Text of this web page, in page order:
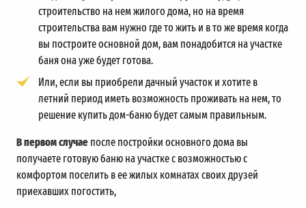
строительство на нем жилого дома, но на время
строительства вам нужно где то жить и в то же время когда
вы построите основной дом, вам понадобится на участке
баня она уже будет готова.
Или, если вы приобрели дачный участок и хотите в
летний период иметь возможность проживать на нем, то
решение купить дом-баню будет самым правильным.
В первом случаепосле постройки основного дома вы
получаете готовую баню на участке с возможностью с
комфортом поселить в ее жилых комнатах своих друзей
приехавших погостить,